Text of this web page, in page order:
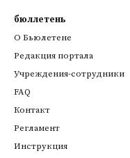
бюллетень
О Бьюлетене
Редакция портала
Учреждения-сотрудники
FAQ
Контакт
Регламент
Инструкция